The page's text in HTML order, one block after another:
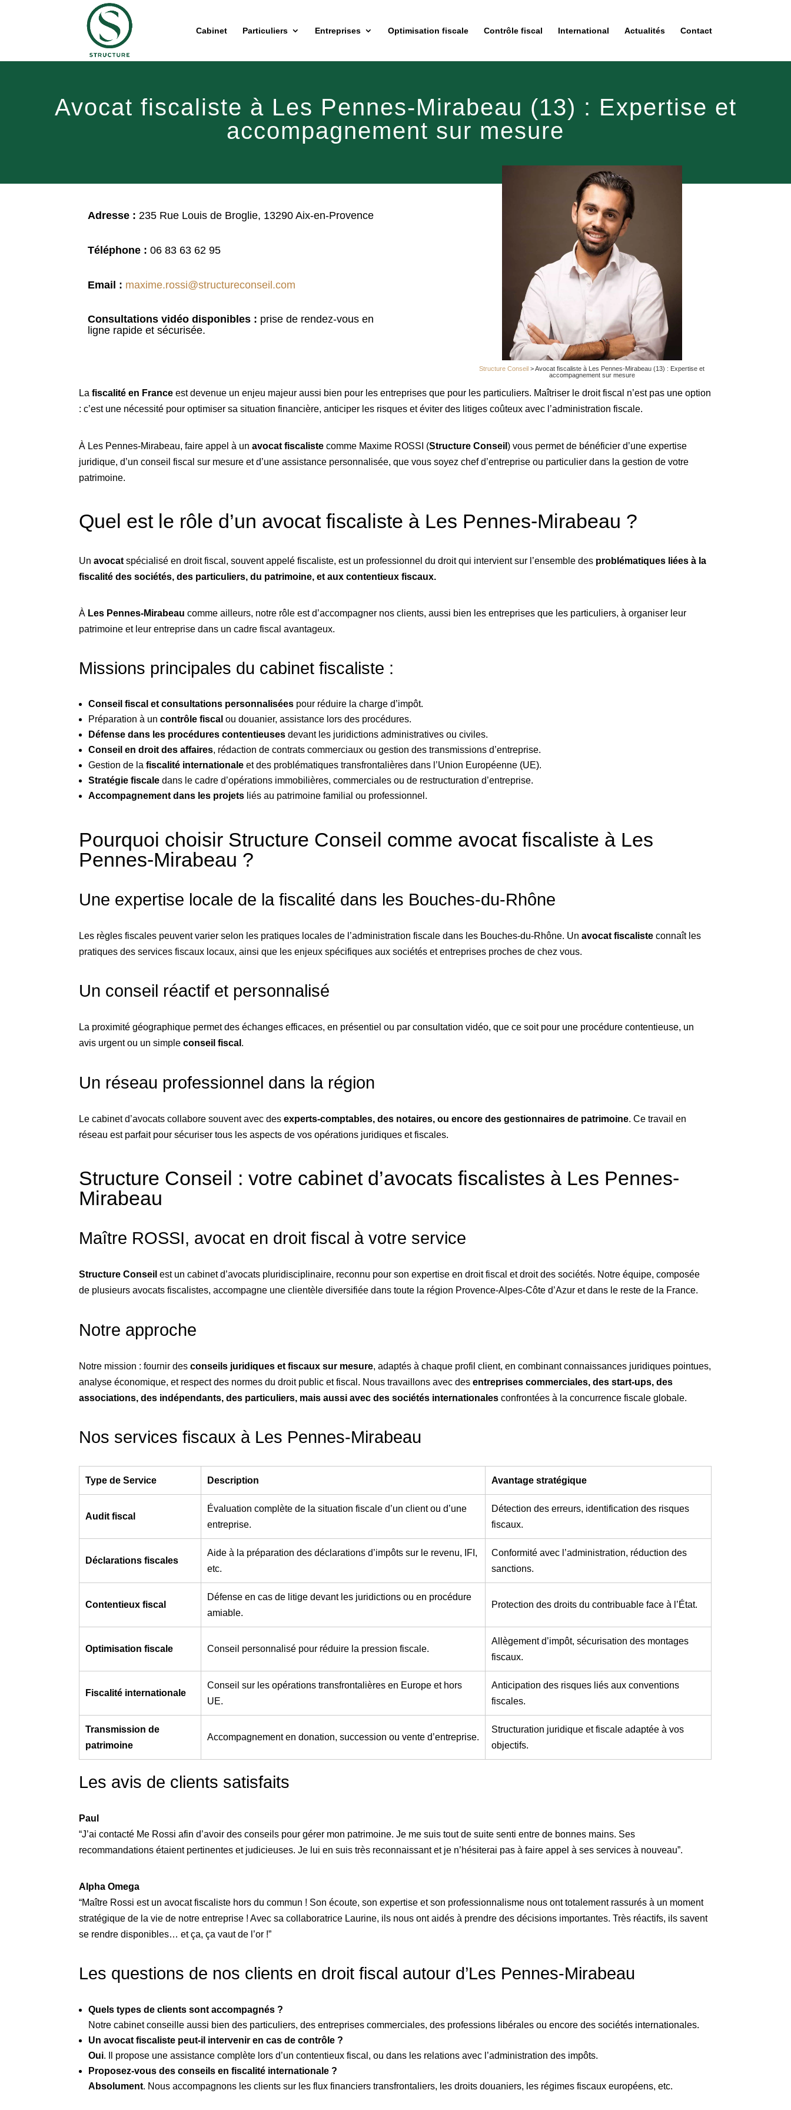
Cabinet Particuliers Entreprises Optimisation fiscale Contrôle fiscal International Actualités Contact
Avocat fiscaliste à Les Pennes-Mirabeau (13) : Expertise et
accompagnement sur mesure
Adresse : 235 Rue Louis de Broglie, 13290 Aix-en-Provence
Téléphone : 06 83 63 62 95
Email : maxime.rossi@structureconseil.com
Consultations vidéo disponibles : prise de rendez-vous en
ligne rapide et sécurisée.
Structure Conseil >Avocat fiscaliste à Les Pennes-Mirabeau (13) : Expertise et
accompagnement sur mesure
Lafiscalité en France est devenue un enjeu majeur aussi bien pour les entreprises que pour les particuliers. Maîtriser le droit fiscal n’est pas une option
: c’est une nécessité pour optimiser sa situation financière, anticiper les risques et éviter des litiges coûteux avec l’administration fiscale.
À Les Pennes-Mirabeau, faire appel à unavocat fiscaliste comme Maxime ROSSI (Structure Conseil) vous permet de bénéficier d’une expertise
juridique, d’un conseil fiscal sur mesure et d’une assistance personnalisée, que vous soyez chef d’entreprise ou particulier dans la gestion de votre
patrimoine.
Quel est le rôle d’un avocat fiscaliste à Les Pennes-Mirabeau ?
Unavocat spécialisé en droit fiscal, souvent appelé fiscaliste, est un professionnel du droit qui intervient sur l’ensemble des problématiques liées à la
fiscalité des sociétés, des particuliers, du patrimoine, et aux contentieux fiscaux.
À Les Pennes-Mirabeau comme ailleurs, notre rôle est d’accompagner nos clients, aussi bien les entreprises que les particuliers, à organiser leur
patrimoine et leur entreprise dans un cadre fiscal avantageux.
Missions principales du cabinet fiscaliste :
Conseil fiscal et consultations personnalisées pour réduire la charge d’impôt.
Préparation à uncontrôle fiscal ou douanier, assistance lors des procédures.
Défense dans les procédures contentieuses devant les juridictions administratives ou civiles.
Conseil en droit des affaires, rédaction de contrats commerciaux ou gestion des transmissions d’entreprise.
Gestion de lafiscalité internationale et des problématiques transfrontalières dans l’Union Européenne (UE).
Stratégie fiscale dans le cadre d’opérations immobilières, commerciales ou de restructuration d’entreprise.
Accompagnement dans les projets liés au patrimoine familial ou professionnel.
Pourquoi choisir Structure Conseil comme avocat fiscaliste à Les
Pennes-Mirabeau ?
Une expertise locale de la fiscalité dans les Bouches-du-Rhône
Les règles fiscales peuvent varier selon les pratiques locales de l’administration fiscale dans les Bouches-du-Rhône. Unavocat fiscaliste connaît les
pratiques des services fiscaux locaux, ainsi que les enjeux spécifiques aux sociétés et entreprises proches de chez vous.
Un conseil réactif et personnalisé
La proximité géographique permet des échanges efficaces, en présentiel ou par consultation vidéo, que ce soit pour une procédure contentieuse, un
avis urgent ou un simpleconseil fiscal .
Un réseau professionnel dans la région
Le cabinet d’avocats collabore souvent avec desexperts-comptables, des notaires, ou encore des gestionnaires de patrimoine. Ce travail en
réseau est parfait pour sécuriser tous les aspects de vos opérations juridiques et fiscales.
Structure Conseil : votre cabinet d’avocats fiscalistes à Les Pennes-
Mirabeau
Maître ROSSI, avocat en droit fiscal à votre service
Structure Conseil est un cabinet d’avocats pluridisciplinaire, reconnu pour son expertise en droit fiscal et droit des sociétés. Notre équipe, composée
de plusieurs avocats fiscalistes, accompagne une clientèle diversifiée dans toute la région Provence-Alpes-Côte d’Azur et dans le reste de la France.
Notre approche
Notre mission : fournir desconseils juridiques et fiscaux sur mesure, adaptés à chaque profil client, en combinant connaissances juridiques pointues,
analyse économique, et respect des normes du droit public et fiscal. Nous travaillons avec desentreprises commerciales, des start-ups, des
associations, des indépendants, des particuliers, mais aussi avec des sociétés internationales confrontées à la concurrence fiscale globale.
Nos services fiscaux à Les Pennes-Mirabeau
Type de Service Description Avantage stratégique
Audit fiscal
Évaluation complète de la situation fiscale d’un client ou d’une
entreprise.
Détection des erreurs, identification des risques
fiscaux.
Déclarations fiscales
Aide à la préparation des déclarations d’impôts sur le revenu, IFI,
etc.
Conformité avec l’administration, réduction des
sanctions.
Contentieux fiscal
Défense en cas de litige devant les juridictions ou en procédure
amiable.
Protection des droits du contribuable face à l’État.
Optimisation fiscale Conseil personnalisé pour réduire la pression fiscale.
Allègement d’impôt, sécurisation des montages
fiscaux.
Fiscalité internationale
Conseil sur les opérations transfrontalières en Europe et hors
UE.
Anticipation des risques liés aux conventions
fiscales.
Transmission de
patrimoine
Accompagnement en donation, succession ou vente d’entreprise.
Structuration juridique et fiscale adaptée à vos
objectifs.
Les avis de clients satisfaits
Paul
“J’ai contacté Me Rossi afin d’avoir des conseils pour gérer mon patrimoine. Je me suis tout de suite senti entre de bonnes mains. Ses
recommandations étaient pertinentes et judicieuses. Je lui en suis très reconnaissant et je n’hésiterai pas à faire appel à ses services à nouveau”.
Alpha Omega
“Maître Rossi est un avocat fiscaliste hors du commun ! Son écoute, son expertise et son professionnalisme nous ont totalement rassurés à un moment
stratégique de la vie de notre entreprise ! Avec sa collaboratrice Laurine, ils nous ont aidés à prendre des décisions importantes. Très réactifs, ils savent
se rendre disponibles… et ça, ça vaut de l’or !”
Les questions de nos clients en droit fiscal autour d’Les Pennes-Mirabeau
Quels types de clients sont accompagnés ?
Notre cabinet conseille aussi bien des particuliers, des entreprises commerciales, des professions libérales ou encore des sociétés internationales.
Un avocat fiscaliste peut-il intervenir en cas de contrôle ?
Oui. Il propose une assistance complète lors d’un contentieux fiscal, ou dans les relations avec l’administration des impôts.
Proposez-vous des conseils en fiscalité internationale ?
Absolument. Nous accompagnons les clients sur les flux financiers transfrontaliers, les droits douaniers, les régimes fiscaux européens, etc.